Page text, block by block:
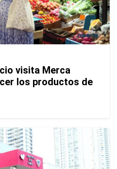
visita Merca
los productos de